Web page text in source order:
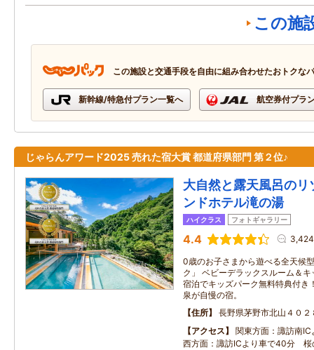
この施
この施設と交通手段を自由に組み合わせたおトクな
新幹線/特急付プラン一覧へ 航空券付プラ
じゃらんアワード2025 売れた宿大賞 都道府県部門 第２位♪
大自然と露天風呂の
ンドホテル滝の湯
ハイクラス フォトギャラリー
4.4
0歳のお子さまから遊べる全天候
ク」 ベビーデラックスルーム＆
宿泊でキッズパーク無料特典付き
泉が自慢の宿。
住所
長野県茅野市北山４０２
アクセス
関東方面：諏訪南
西方面：諏訪ICより車で40分 桜